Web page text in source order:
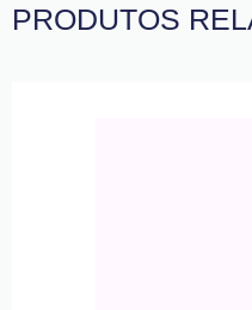
PRODUTOS